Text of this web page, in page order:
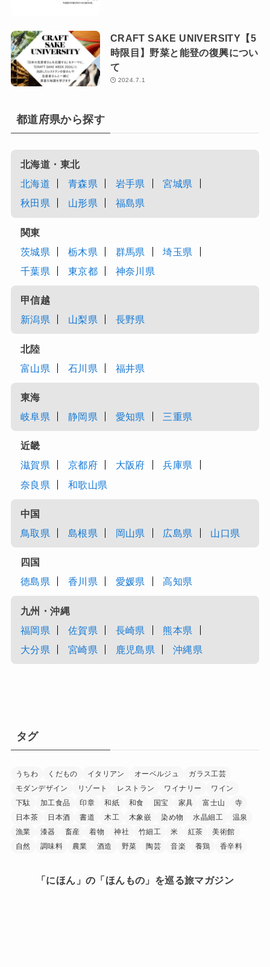
CRAFT SAKE UNIVERSITY【5
時限目】野菜と能登の復興につい
て
2024.7.1
都道府県から探す
北海道・東北
北海道
青森県 岩手県
宮城県
秋田県
山形県 福島県
関東
茨城県
栃木県 群馬県
埼玉県
千葉県
東京都 神奈川県
甲信越
新潟県
山梨県 長野県
北陸
富山県
石川県 福井県
東海
岐阜県
静岡県 愛知県 三重県
近畿
滋賀県
京都府 大阪府
兵庫県
奈良県
和歌山県
中国
鳥取県
島根県 岡山県 広島県 山口県
四国
徳島県
香川県 愛媛県 高知県
九州・沖縄
福岡県
佐賀県 長崎県
熊本県
大分県
宮崎県 鹿児島県 沖縄県
タグ
うちわ くだもの イタリアン オーベルジュ
ガラス工芸
モダンデザイン
リゾート レストラン ワイナリー
ワイン
下駄
加工食品 印章 和紙 和食 国宝 家具 富士山
寺
日本茶
日本酒 書道 木工 木象嵌 染め物 水晶細工
温泉
漁業
漆器 畜産 着物 神社 竹細工 米 紅茶
美術館
自然
調味料 農業 酒造 野菜 陶芸 音楽 養鶏 香辛料
「にほん」の「ほんもの」を巡る旅マガジン